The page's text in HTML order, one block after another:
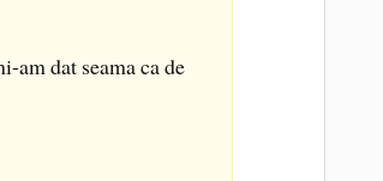
am dat seama ca de